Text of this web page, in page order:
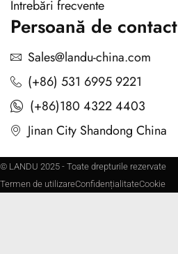
Întrebări frecvente
Persoană de contact
Sales@landu-china.com
(+86) 531 6995 9221
(+86)180 4322 4403
Jinan City Shandong China
© LANDU 2025 - Toate drepturile rezervate
Termen de utilizareConfidențialitateCookie